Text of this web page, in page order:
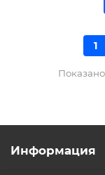
1
Показано
Информация